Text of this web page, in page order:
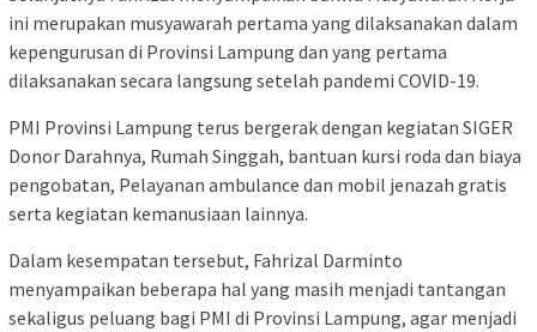
ini merupakan musyawarah pertama yang dilaksanakan dalam
kepengurusan di Provinsi Lampung dan yang pertama
dilaksanakan secara langsung setelah pandemi COVID-19.
PMI Provinsi Lampung terus bergerak dengan kegiatan SIGER
Donor Darahnya, Rumah Singgah, bantuan kursi roda dan biaya
pengobatan, Pelayanan ambulance dan mobil jenazah gratis
serta kegiatan kemanusiaan lainnya.
Dalam kesempatan tersebut, Fahrizal Darminto
menyampaikan beberapa hal yang masih menjadi tantangan
sekaligus peluang bagi PMI di Provinsi Lampung, agar menjadi